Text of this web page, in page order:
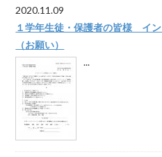
2020.11.09
１学年生徒・保護者の皆様 イ
（お願い）
...